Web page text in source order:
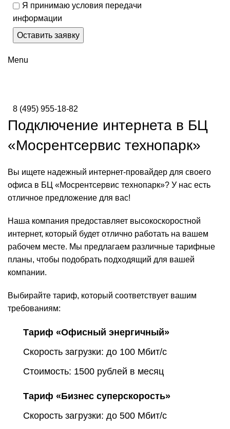
Я принимаю условия передачи
информации
Menu
8 (495) 955-18-82
Подключение интернета в БЦ
«Мосрентсервис технопарк»
Вы ищете надежный интернет-провайдер для своего
офиса в БЦ «Мосрентсервис технопарк»? У нас есть
отличное предложение для вас!
Наша компания предоставляет высокоскоростной
интернет, который будет отлично работать на вашем
рабочем месте. Мы предлагаем различные тарифные
планы, чтобы подобрать подходящий для вашей
компании.
Выбирайте тариф, который соответствует вашим
требованиям:
Тариф «Офисный энергичный»
Скорость загрузки: до 100 Мбит/с
Стоимость: 1500 рублей в месяц
Тариф «Бизнес суперскорость»
Скорость загрузки: до 500 Мбит/с